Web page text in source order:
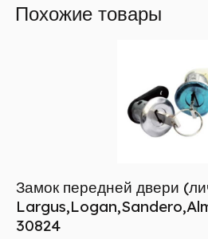
Похожие товары
Замок передней двери
30824